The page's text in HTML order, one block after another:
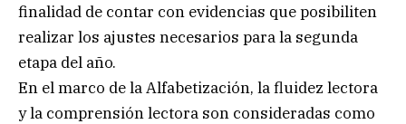
finalidad de contar con evidencias que posibiliten
realizar los ajustes necesarios para la segunda
etapa del año.
En el marco de la Alfabetización, la fluidez lectora
y la comprensión lectora son consideradas como